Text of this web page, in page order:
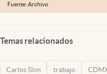
Fuente: Archivo
Temas relacionados
Carlos Slim trabajo